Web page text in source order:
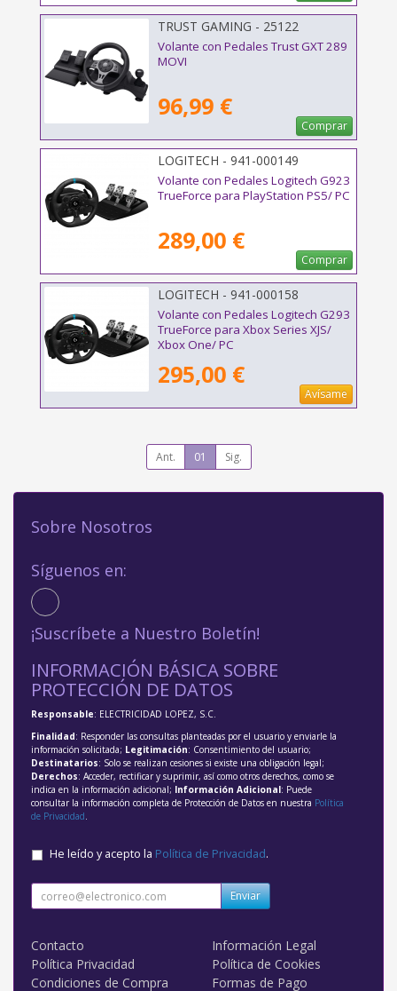
TRUST GAMING - 25122
Volante con Pedales Trust GXT 289
MOVI
96,99 €
Comprar
LOGITECH - 941-000149
Volante con Pedales Logitech G923
TrueForce para PlayStation PS5/ PC
289,00 €
Comprar
LOGITECH - 941-000158
Volante con Pedales Logitech G293
TrueForce para Xbox Series XJS/
Xbox One/ PC
295,00 €
Avísame
Ant. 01 Sig.
Sobre Nosotros
Síguenos en:
¡Suscríbete a Nuestro Boletín!
INFORMACIÓN BÁSICA SOBRE
PROTECCIÓN DE DATOS
Responsable: ELECTRICIDAD LOPEZ, S.C.
Finalidad: Responder las consultas planteadas por el usuario y enviarle la
información solicitada; Legitimación: Consentimiento del usuario;
Destinatarios: Solo se realizan cesiones si existe una obligación legal;
Derechos: Acceder, rectificar y suprimir, así como otros derechos, como se
indica en la información adicional; Información Adicional: Puede
consultar la información completa de Protección de Datos en nuestra Política
de Privacidad.
He leído y acepto la Política de Privacidad.
Enviar
Contacto
Información Legal
Política Privacidad
Política de Cookies
Condiciones de Compra
Formas de Pago